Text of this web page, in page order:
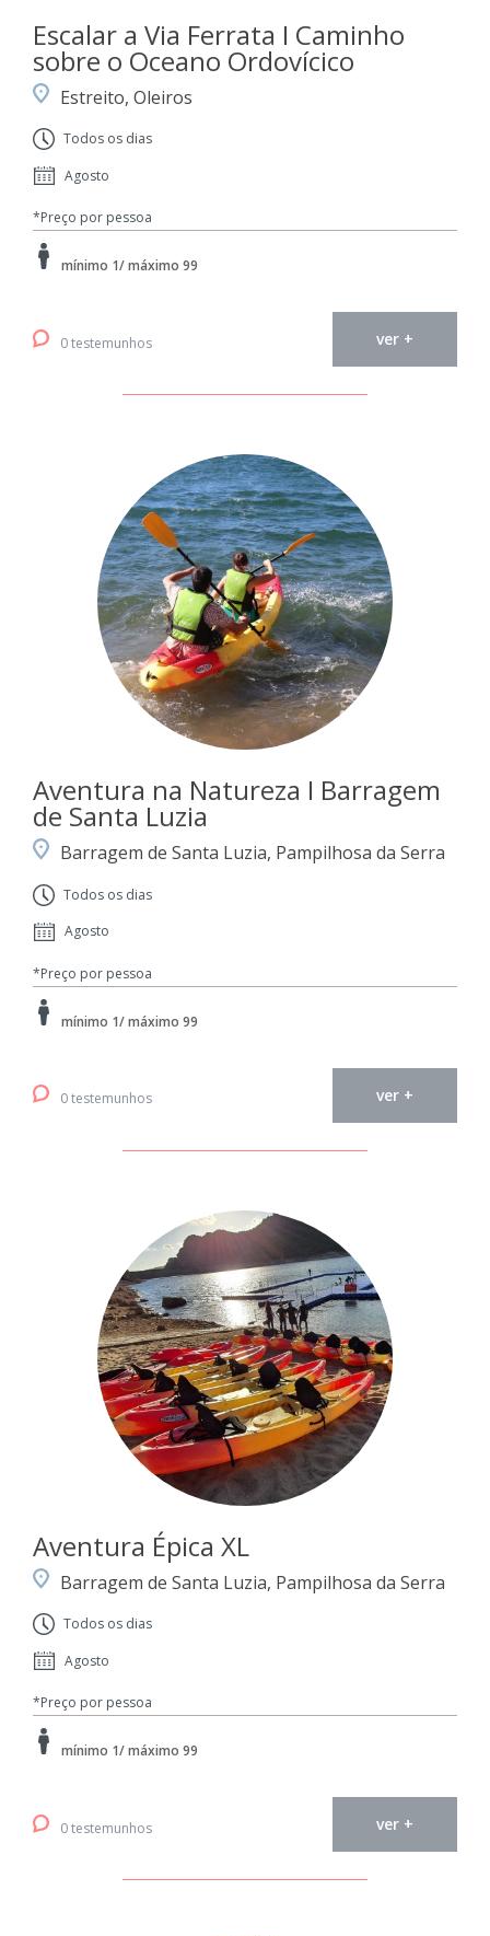
Escalar a Via Ferrata I Caminho
sobre o Oceano Ordovícico
Estreito, Oleiros
Todos os dias
Agosto
*Preço por pessoa
mínimo 1/ máximo 99
0 testemunhos ver +
Aventura na Natureza I Barragem
de Santa Luzia
Barragem de Santa Luzia, Pampilhosa da Serra
Todos os dias
Agosto
*Preço por pessoa
mínimo 1/ máximo 99
0 testemunhos ver +
Aventura Épica XL
Barragem de Santa Luzia, Pampilhosa da Serra
Todos os dias
Agosto
*Preço por pessoa
mínimo 1/ máximo 99
0 testemunhos ver +